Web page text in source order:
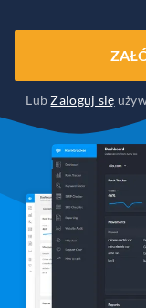
LubZaloguj się